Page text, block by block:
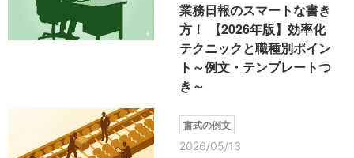
業務日報のスマートな書き
方！ 【2026年版】効率化
テクニックと職種別ポイン
ト～例文・テンプレートつ
き～
書式の例文
2026/05/13